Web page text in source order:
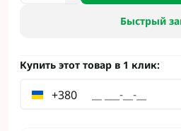
Быстрый
Купить этот товар в 1 клик:
+380